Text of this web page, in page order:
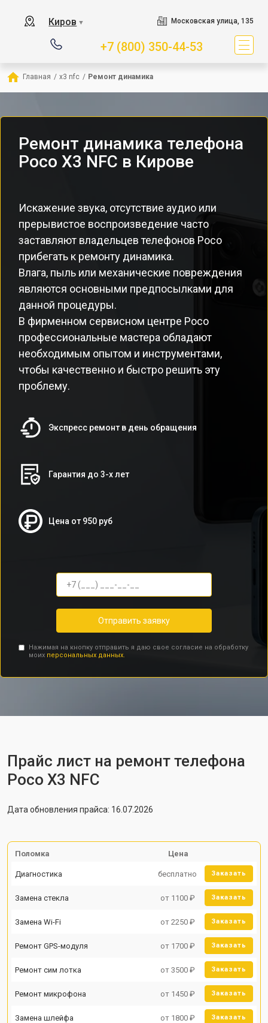
Киров ▼ Московская улица, 135
+7 (800) 350-44-53
Главная / x3 nfc / Ремонт динамика
Ремонт динамика телефона
Poco X3 NFC в Кирове
Искажение звука, отсутствие аудио или
прерывистое воспроизведение часто
заставляют владельцев телефонов Poco
прибегать к ремонту динамика.
Влага, пыль или механические повреждения
являются основными предпосылками для
данной процедуры.
В фирменном сервисном центре Poco
профессиональные мастера обладают
необходимым опытом и инструментами,
чтобы качественно и быстро решить эту
проблему.
Экспресс ремонт в день обращения
Гарантия до 3-х лет
Цена от 950 руб
Отправить заявку
Нажимая на кнопку отправить я даю свое согласие на обработку
моих персональных данных.
Прайс лист на ремонт телефона
Poco X3 NFC
Дата обновления прайса: 16.07.2026
Поломка Цена
Диагностика бесплатно Заказать
Замена стекла от 1100 ₽ Заказать
Замена Wi-Fi от 2250 ₽ Заказать
Ремонт GPS-модуля от 1700 ₽ Заказать
Ремонт сим лотка от 3500 ₽ Заказать
Ремонт микрофона от 1450 ₽ Заказать
Замена шлейфа от 1800 ₽ Заказать